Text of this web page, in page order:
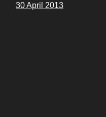
30 April 2013